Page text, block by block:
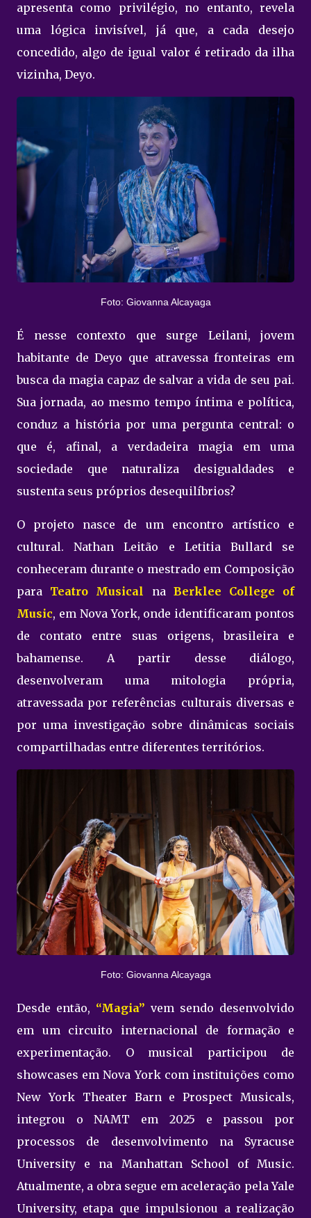
apresenta como privilégio, no entanto, revela
uma lógica invisível, já que, a cada desejo
concedido, algo de igual valor é retirado da ilha
vizinha, Deyo.
Foto: Giovanna Alcayaga
É nesse contexto que surge Leilani, jovem
habitante de Deyo que atravessa fronteiras em
busca da magia capaz de salvar a vida de seu pai.
Sua jornada, ao mesmo tempo íntima e política,
conduz a história por uma pergunta central: o
que é, afinal, a verdadeira magia em uma
sociedade que naturaliza desigualdades e
sustenta seus próprios desequilíbrios?
O projeto nasce de um encontro artístico e
cultural. Nathan Leitão e Letitia Bullard se
conheceram durante o mestrado em Composição
para Teatro Musical na Berklee College of
Music, em Nova York, onde identificaram pontos
de contato entre suas origens, brasileira e
bahamense. A partir desse diálogo,
desenvolveram uma mitologia própria,
atravessada por referências culturais diversas e
por uma investigação sobre dinâmicas sociais
compartilhadas entre diferentes territórios.
Foto: Giovanna Alcayaga
Desde então, “Magia” vem sendo desenvolvido
em um circuito internacional de formação e
experimentação. O musical participou de
showcases em Nova York com instituições como
New York Theater Barn e Prospect Musicals,
integrou o NAMT em 2025 e passou por
processos de desenvolvimento na Syracuse
University e na Manhattan School of Music.
Atualmente, a obra segue em aceleração pela Yale
University, etapa que impulsionou a realização